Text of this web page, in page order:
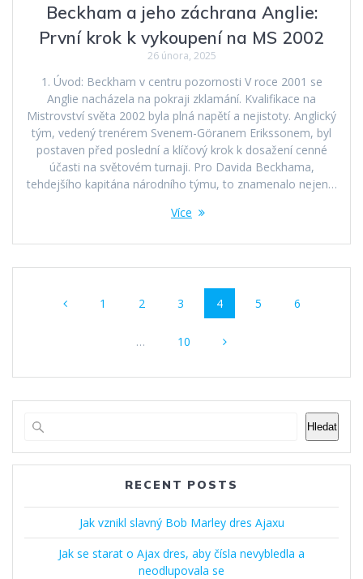
Beckham a jeho záchrana Anglie:
První krok k vykoupení na MS 2002
26 února, 2025
1. Úvod: Beckham v centru pozornosti V roce 2001 se
Anglie nacházela na pokraji zklamání. Kvalifikace na
Mistrovství světa 2002 byla plná napětí a nejistoty. Anglický
tým, vedený trenérem Svenem-Göranem Erikssonem, byl
postaven před poslední a klíčový krok k dosažení cenné
účasti na světovém turnaji. Pro Davida Beckhama,
tehdejšího kapitána národního týmu, to znamenalo nejen…
Více
navigaceStránka
1 Stránka
2 Stránka
3 Stránka
4 Stránka
5 Stránka
6
… Stránka
10
Hledat
RECENT POSTS
Jak vznikl slavný Bob Marley dres Ajaxu
Jak se starat o Ajax dres, aby čísla nevybledla a
neodlupovala se